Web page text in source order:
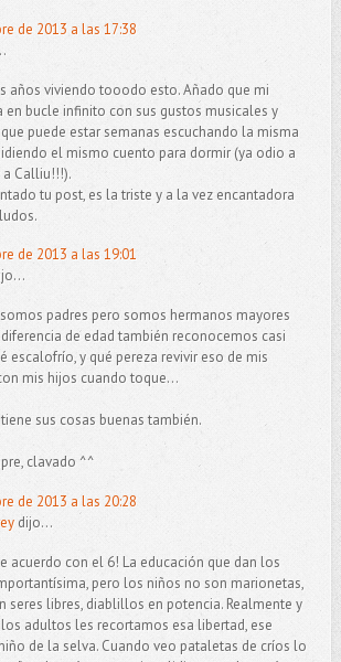
de 2013 a las 17:38
años viviendo tooodo esto. Añado que mi
en bucle infinito con sus gustos musicales y
puede estar semanas escuchando la misma
el mismo cuento para dormir (ya odio a
a Calliu!!!).
tu post, es la triste y a la vez encantadora
de 2013 a las 19:01
padres pero somos hermanos mayores
de edad también reconocemos casi
escalofrío, y qué pereza revivir eso de mis
mis hijos cuando toque...
sus cosas buenas también.
clavado ^^
de 2013 a las 20:28
dijo...
acuerdo con el 6! La educación que dan los
pero los niños no son marionetas,
seres libres, diablillos en potencia. Realmente y
adultos les recortamos esa libertad, ese
de la selva. Cuando veo pataletas de críos lo